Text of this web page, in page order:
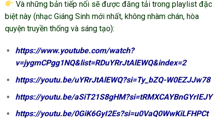
Và những bản tiếp nối sẽ được đăng tải trong playlist đặc
biệt này (nhạc Giáng Sinh mới nhất, không nhàm chán, hòa
quyện truyền thống và sáng tạo):
https://www.youtube.com/watch?
v=jygmCPgg1NQ&list=RDuYRrJtAlEWQ&index=2
https://youtu.be/uYRrJtAlEWQ?si=Ty_bZQ-W0EZJJw78
https://youtu.be/aSiT21S8gHM?si=tRMXCAYBnGYrIEJY
https://youtu.be/0GiK6GyI2Es?si=u0VaQ0WwKiLFHPCt